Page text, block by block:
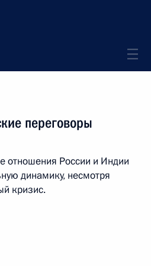
переговоры
отношения России и Индии
динамику, несмотря
кризис.